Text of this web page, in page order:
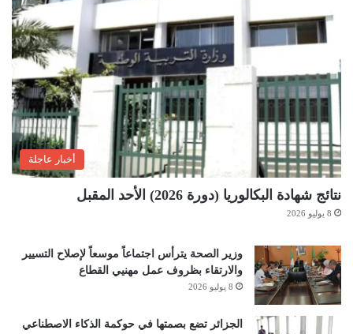
أخبار عاجلة
نتائج شهادة البكالوريا (دورة 2026) الأحد المقبل
8 يوليو 2026
وزير الصحة يترأس اجتماعاً موسعاً لإصلاح التسيير
والارتقاء بظروف عمل مهنيي القطاع
8 يوليو 2026
الجزائر تضع بصمتها في حوكمة الذكاء الاصطناعي